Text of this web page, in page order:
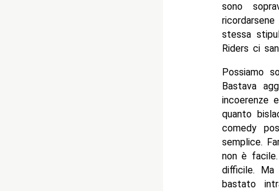
sono
stessa
Riders ci
Possiamo
Bastava
incoerenze
quanto
comedy
semplice.
non è
difficile.
bastato